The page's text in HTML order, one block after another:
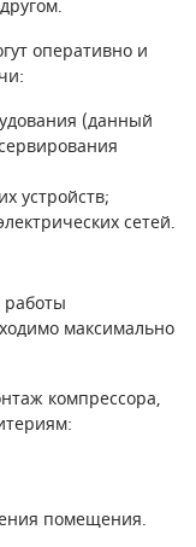
оперативно и
(данный
устройств;
сетей.
максимально
компрессора,
помещения.